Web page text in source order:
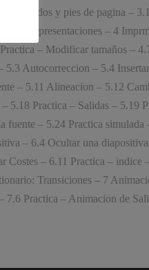
y pies de pagina –
con presentaciones – 4
– Modificar tamaños –
Autocorreccion – 5.4
– 5.11 Alineacion – 5.12
Practica – Salidas – 5.19
fuente – 5.24 Practica
– 6.4 Ocultar una
Costes – 6.11 Practica – indice
Transiciones – 7
Practica – Animacion de